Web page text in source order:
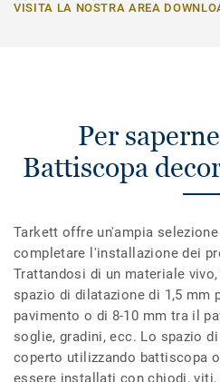
VISITA LA NOSTRA AREA
Per
Battiscopa
Tarkett offre un'ampia
completare l'installazione dei
Trattandosi di un materiale
spazio di dilatazione di 1,5 mm
pavimento o di 8-10 mm tra il
soglie, gradini, ecc. Lo spazio
coperto utilizzando battiscopa
essere installati con chiodi,